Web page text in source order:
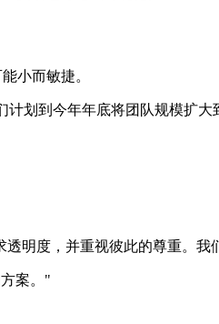
小而敏捷。
计划到今年年底将团队规模扩
明度，并重视彼此的尊重。
案。"